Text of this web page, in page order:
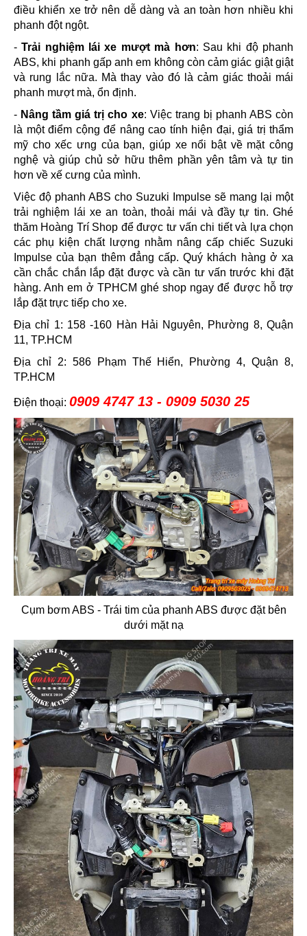
điều khiển xe trở nên dễ dàng và an toàn hơn nhiều khi
phanh đột ngột.
-Trải nghiệm lái xe mượt mà hơn: Sau khi độ phanh
ABS, khi phanh gấp anh em không còn cảm giác giật giật
và rung lắc nữa. Mà thay vào đó là cảm giác thoải mái
phanh mượt mà, ổn định.
- Nâng tầm giá trị cho xe: Việc trang bị phanh ABS còn
là một điểm cộng để nâng cao tính hiện đại, giá trị thẩm
mỹ cho xếc ưng của bạn, giúp xe nổi bật về mặt công
nghệ và giúp chủ sở hữu thêm phần yên tâm và tự tin
hơn về xế cưng của mình.
Việc độ phanh ABS cho Suzuki Impulse sẽ mang lại một
trải nghiệm lái xe an toàn, thoải mái và đầy tự tin. Ghé
thăm Hoàng Trí Shop để được tư vấn chi tiết và lựa chọn
các phụ kiện chất lượng nhằm nâng cấp chiếc Suzuki
Impulse của bạn thêm đẳng cấp. Quý khách hàng ở xa
cần chắc chắn lắp đặt được và cần tư vấn trước khi đặt
hàng. Anh em ở TPHCM ghé shop ngay để được hỗ trợ
lắp đặt trực tiếp cho xe.
Địa chỉ 1: 158 -160 Hàn Hải Nguyên, Phường 8, Quận
11, TP.HCM
Địa chỉ 2: 586 Phạm Thế Hiển, Phường 4, Quận 8,
TP.HCM
Điện thoại: 0909 4747 13 - 0909 5030 25
Cụm bơm ABS - Trái tim của phanh ABS được đặt bên
dưới mặt nạ